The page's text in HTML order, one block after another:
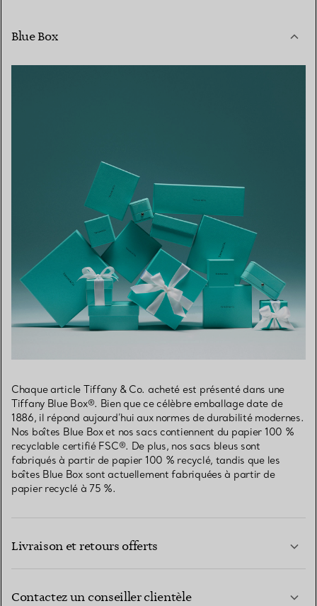
Blue Box
Chaque article Tiffany & Co. acheté est présenté dans une
Tiffany Blue Box®. Bien que ce célèbre emballage date de
1886, il répond aujourd’hui aux normes de durabilité modernes.
Nos boîtes Blue Box et nos sacs contiennent du papier 100 %
recyclable certifié FSC®. De plus, nos sacs bleus sont
fabriqués à partir de papier 100 % recyclé, tandis que les
boîtes Blue Box sont actuellement fabriquées à partir de
papier recyclé à 75 %.
Livraison et retours offerts
Contactez un conseiller clientèle